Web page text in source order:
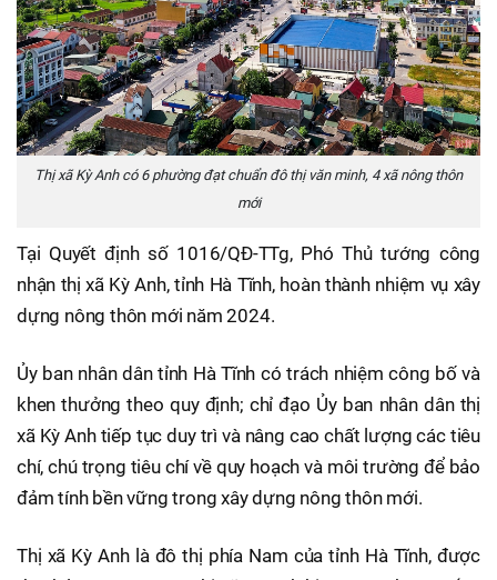
Thị xã Kỳ Anh có 6 phường đạt chuẩn đô thị văn minh, 4 xã nông thôn
mới
Tại Quyết định số 1016/QĐ-TTg, Phó Thủ tướng công
nhận thị xã Kỳ Anh, tỉnh Hà Tĩnh, hoàn thành nhiệm vụ xây
dựng nông thôn mới năm 2024.
Ủy ban nhân dân tỉnh Hà Tĩnh có trách nhiệm công bố và
khen thưởng theo quy định; chỉ đạo Ủy ban nhân dân thị
xã Kỳ Anh tiếp tục duy trì và nâng cao chất lượng các tiêu
chí, chú trọng tiêu chí về quy hoạch và môi trường để bảo
đảm tính bền vững trong xây dựng nông thôn mới.
Thị xã Kỳ Anh là đô thị phía Nam của tỉnh Hà Tĩnh, được